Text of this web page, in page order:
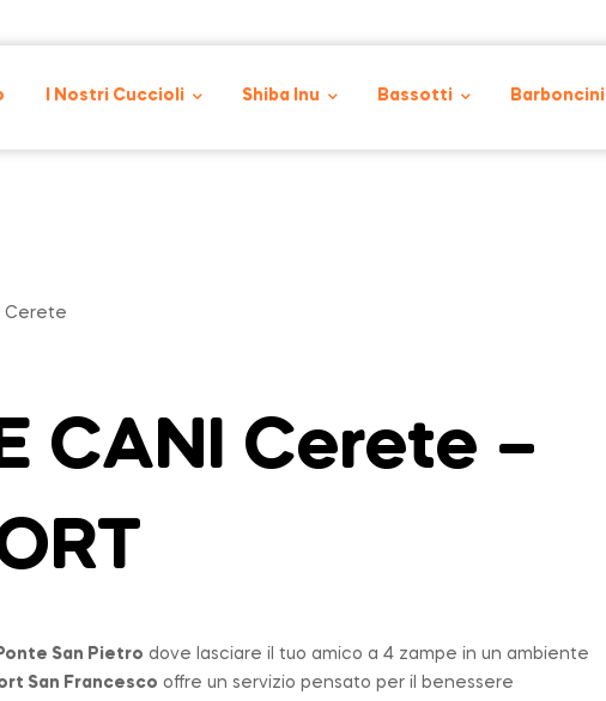
I Nostri Cuccioli Shiba Inu Bassotti Barboncini
Cerete
CANI Cerete –
San Pietro dove lasciare il tuo amico a 4 zampe in un ambiente
San Francesco offre un servizio pensato per il benessere